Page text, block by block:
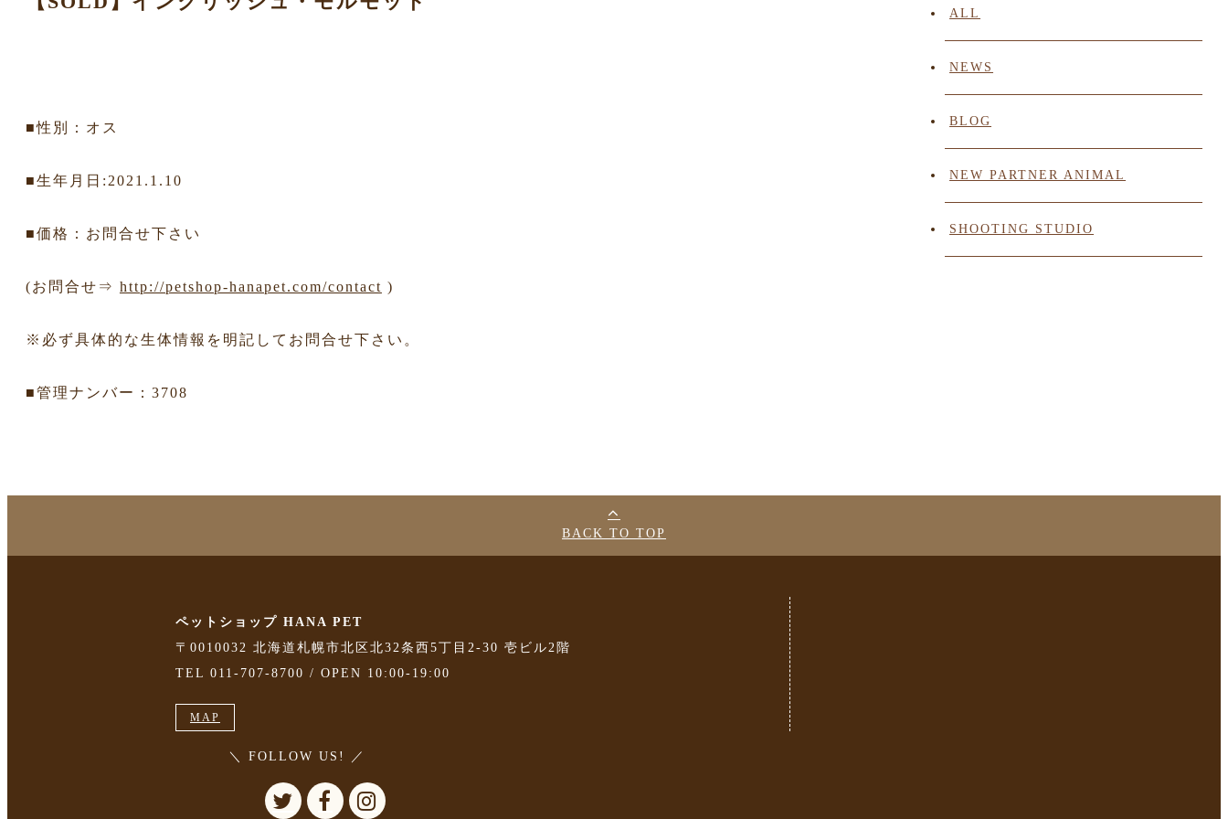
■性別：オス
■生年月日:2021.1.10
■価格：お問合せ下さい
(お問合せ⇒ http://petshop-hanapet.com/contact )
※必ず具体的な生体情報を明記してお問合せ下さい。
■管理ナンバー：3708
ALL
NEWS
BLOG
NEW PARTNER ANIMAL
SHOOTING STUDIO
BACK TO TOP
ペットショップ HANA PET
〒0010032 北海道札幌市北区北32条西5丁目2-30 壱ビル2階
TEL 011-707-8700 / OPEN 10:00-19:00
MAP
＼ FOLLOW US! ／